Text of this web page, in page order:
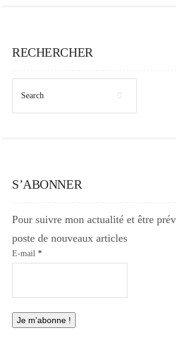
RECHERCHER
S’ABONNER
Pour suivre mon actualité et être
poste de nouveaux articles
E-mail *